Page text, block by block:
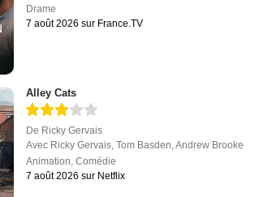
Drame
7 août 2026 sur France.TV
Alley Cats
De Ricky Gervais
Avec Ricky Gervais,Tom Basden,Andrew Brooke
Animation,Comédie
7 août 2026 sur Netflix